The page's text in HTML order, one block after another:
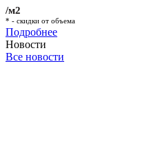
/м2
* - скидки от объема
Подробнее
Новости
Все новости